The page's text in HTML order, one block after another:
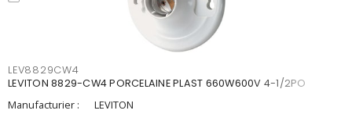
LEV8829CW4
LEVITON 8829-CW4 PORCELAINE PLAST 660W600V 4-1/2PO
Manufacturier :
LEVITON